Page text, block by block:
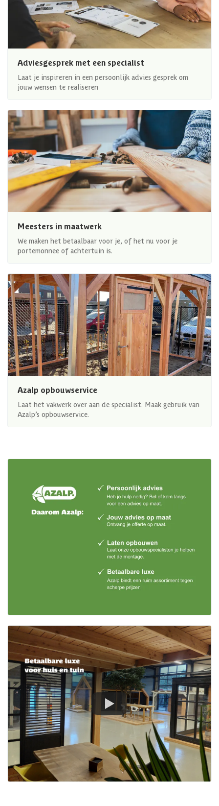
Adviesgesprek met een specialist
Laat je inspireren in een persoonlijk advies gesprek om
jouw wensen te realiseren
Meesters in maatwerk
We maken het betaalbaar voor je, of het nu voor je
portemonnee of achtertuin is.
Azalp opbouwservice
Laat het vakwerk over aan de specialist. Maak gebruik van
Azalp’s opbouwservice.